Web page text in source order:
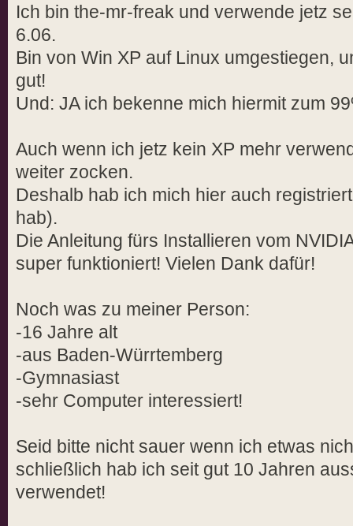
Ich bin the-mr-freak und verwende jetz
6.06.
Bin von Win XP auf Linux umgestiegen,
gut!
Und: JA ich bekenne mich hiermit zum
Auch wenn ich jetz kein XP mehr
weiter zocken.
Deshalb hab ich mich hier auch
hab).
Die Anleitung fürs Installieren vom
super funktioniert! Vielen Dank dafür!
Noch was zu meiner Person:
-16 Jahre alt
-aus Baden-Würrtemberg
-Gymnasiast
-sehr Computer interessiert!
Seid bitte nicht sauer wenn ich etwas
schließlich hab ich seit gut 10 Jahren
verwendet!